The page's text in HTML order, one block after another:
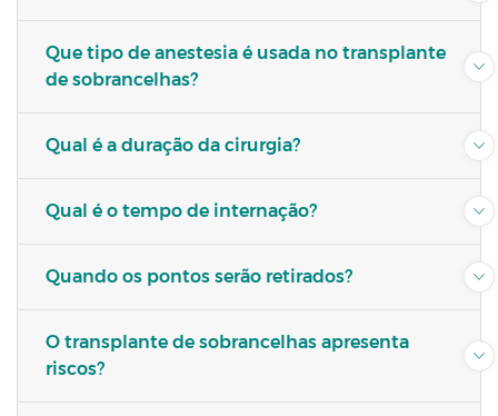
Que tipo de anestesia é usada no transplante
de sobrancelhas?
Qual é a duração da cirurgia?
Qual é o tempo de internação?
Quando os pontos serão retirados?
O transplante de sobrancelhas apresenta
riscos?